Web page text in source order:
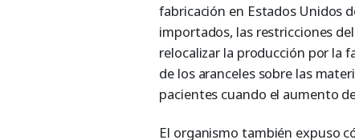
fabricación en Estados Unidos
importados, las restricciones
relocalizar la producción por la
de los aranceles sobre las
pacientes cuando el aumento
El organismo también expuso